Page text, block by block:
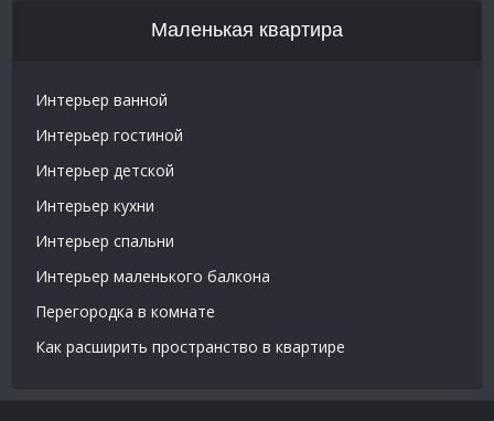
Маленькая квартира
Интерьер ванной
Интерьер гостиной
Интерьер детской
Интерьер кухни
Интерьер спальни
Интерьер маленького балкона
Перегородка в комнате
Как расширить пространство в квартире